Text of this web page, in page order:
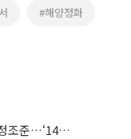
#해양정화
싹쓸이 노린다